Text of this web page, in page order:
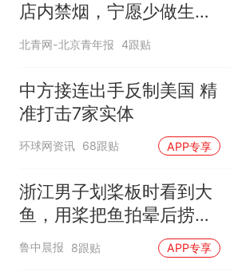
店内禁烟，宁愿少做生意
也决不妥协，店内清清爽
全民抵制室内吸烟
北青网-北京青年报 4跟贴
中方接连出手反制美国 精
准打击7家实体
环球网资讯 68跟贴 APP专享
浙江男子划桨板时看到大
鱼，用桨把鱼拍晕后捞
起；当事人：鱼重7斤6
两，做成红烧辣子鱼块，
鲁中晨报 8跟贴 APP专享